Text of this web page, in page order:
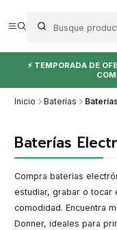
⚡ TEMPORADA DE
Inicio Baterías
Baterías
Compra baterías
estudiar, grabar o tocar
comodidad. Encuentra
Donner, ideales para